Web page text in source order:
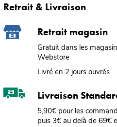
Retrait & Livraison
Retrait magasin
Gratuit dans les
Webstore
Livré en 2 jours ouvrés
Livraison
5,90€ pour les
puis 3€ au delà de 69€